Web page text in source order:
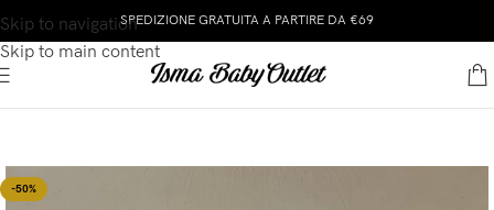
Skip to navigation
Skip to main content
SPEDIZIONE GRATUITA A PARTIRE DA €69
-50%